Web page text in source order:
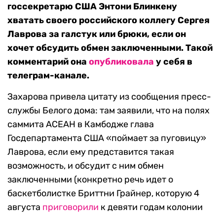
госсекретарю США Энтони Блинкену
хватать своего российского коллегу Сергея
Лаврова за галстук или брюки, если он
хочет обсудить обмен заключенными. Такой
комментарий она опубликовала у себя в
телеграм-канале.
Захарова привела цитату из сообщения пресс-
службы Белого дома: там заявили, что на полях
саммита АСЕАН в Камбодже глава
Госдепартамента США «поймает за пуговицу»
Лаврова, если ему представится такая
возможность, и обсудит с ним обмен
заключенными (конкретно речь идет о
баскетболистке Бриттни Грайнер, которую 4
августа приговорили к девяти годам колонии